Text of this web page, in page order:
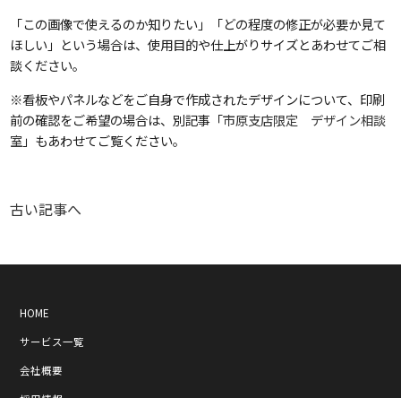
「この画像で使えるのか知りたい」「どの程度の修正が必要か見て
ほしい」という場合は、使用目的や仕上がりサイズとあわせてご相
談ください。
※看板やパネルなどをご自身で作成されたデザインについて、印刷
前の確認をご希望の場合は、別記事「市原支店限定 デザイン相談
室 」もあわせてご覧ください。
古い記事へ
HOME
サービス一覧
会社概要